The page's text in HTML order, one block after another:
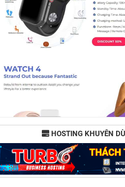
HOSTING KHUYÊN